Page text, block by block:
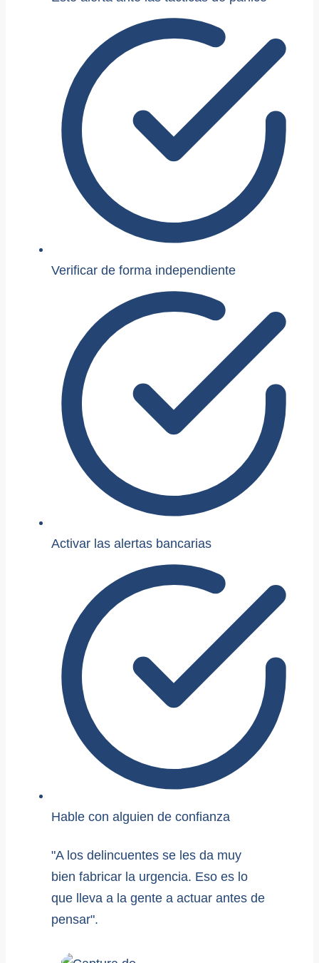
Verificar de forma independiente
Activar las alertas bancarias
Hable con alguien de confianza
"A los delincuentes se les da muy
bien fabricar la urgencia. Eso es lo
que lleva a la gente a actuar antes de
pensar".